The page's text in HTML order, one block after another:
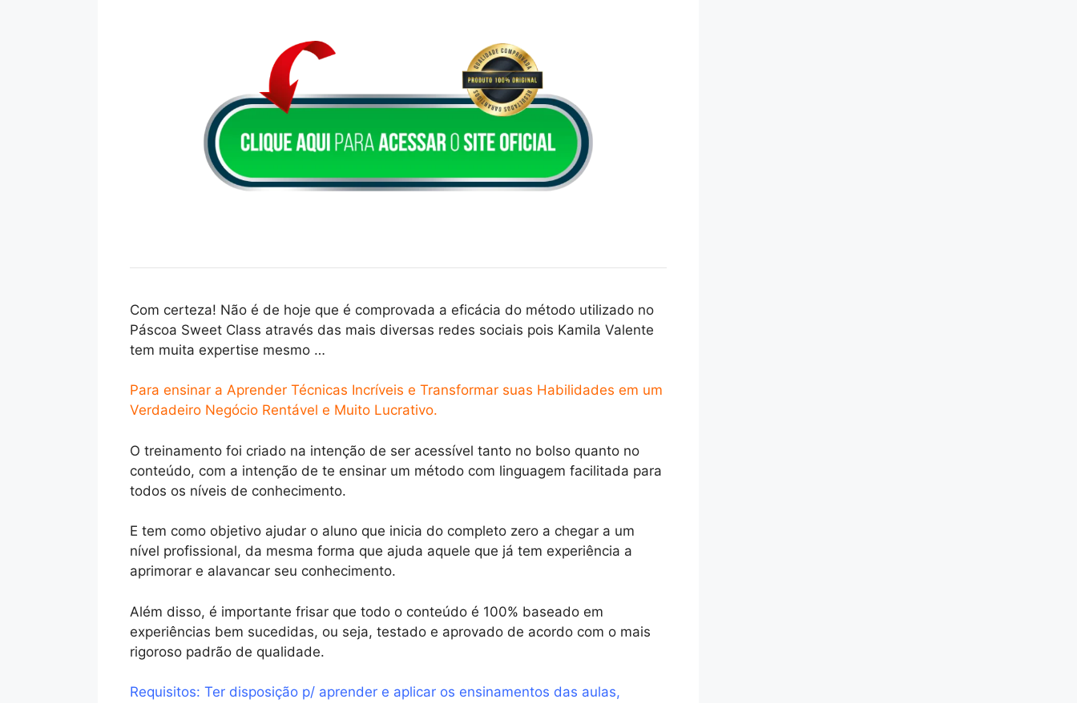
Com certeza! Não é de hoje que é comprovada a eficácia do método utilizado no
Páscoa Sweet Class através das mais diversas redes sociais pois Kamila Valente
tem muita expertise mesmo …
Para ensinar a Aprender Técnicas Incríveis e Transformar suas Habilidades em um
Verdadeiro Negócio Rentável e Muito Lucrativo.
O treinamento foi criado na intenção de ser acessível tanto no bolso quanto no
conteúdo, com a intenção de te ensinar um método com linguagem facilitada para
todos os níveis de conhecimento.
E tem como objetivo ajudar o aluno que inicia do completo zero a chegar a um
nível profissional, da mesma forma que ajuda aquele que já tem experiência a
aprimorar e alavancar seu conhecimento.
Além disso, é importante frisar que todo o conteúdo é 100% baseado em
experiências bem sucedidas, ou seja, testado e aprovado de acordo com o mais
rigoroso padrão de qualidade.
Requisitos: Ter disposição p/ aprender e aplicar os ensinamentos das aulas,